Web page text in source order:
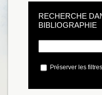
RECHERCHE
BIBLIOGRAPHIE
Préserver les filtres